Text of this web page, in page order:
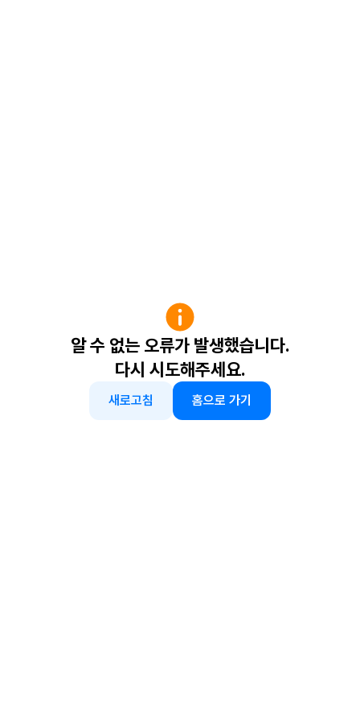
알 수 없는 오류가 발생했습니다.
다시 시도해주세요.
새로고침 홈으로 가기